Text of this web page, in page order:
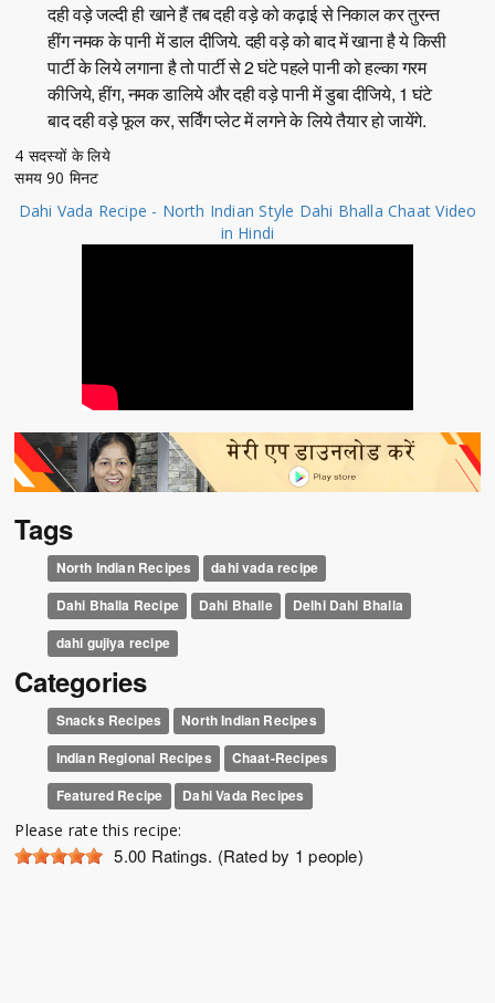
दही वड़े जल्दी ही खाने हैं तब दही वड़े को कढ़ाई से निकाल कर तुरन्त
हींग नमक के पानी में डाल दीजिये. दही वड़े को बाद में खाना है ये किसी
पार्टी के लिये लगाना है तो पार्टी से 2 घंटे पहले पानी को हल्का गरम
कीजिये, हींग, नमक डालिये और दही वड़े पानी में डुबा दीजिये, 1 घंटे
बाद दही वड़े फूल कर, सर्विंग प्लेट में लगने के लिये तैयार हो जायेंगे.
4 सदस्यों के लिये
समय 90 मिनट
Dahi Vada Recipe - North Indian Style Dahi Bhalla Chaat Video
in Hindi
Tags
North Indian Recipes
dahi vada recipe
Dahi Bhalla Recipe
Dahi Bhalle
Delhi Dahi Bhalla
dahi gujiya recipe
Categories
Snacks Recipes
North Indian Recipes
Indian Regional Recipes
Chaat-Recipes
Featured Recipe
Dahi Vada Recipes
Please rate this recipe:
5.00 Ratings. (Rated by 1 people)